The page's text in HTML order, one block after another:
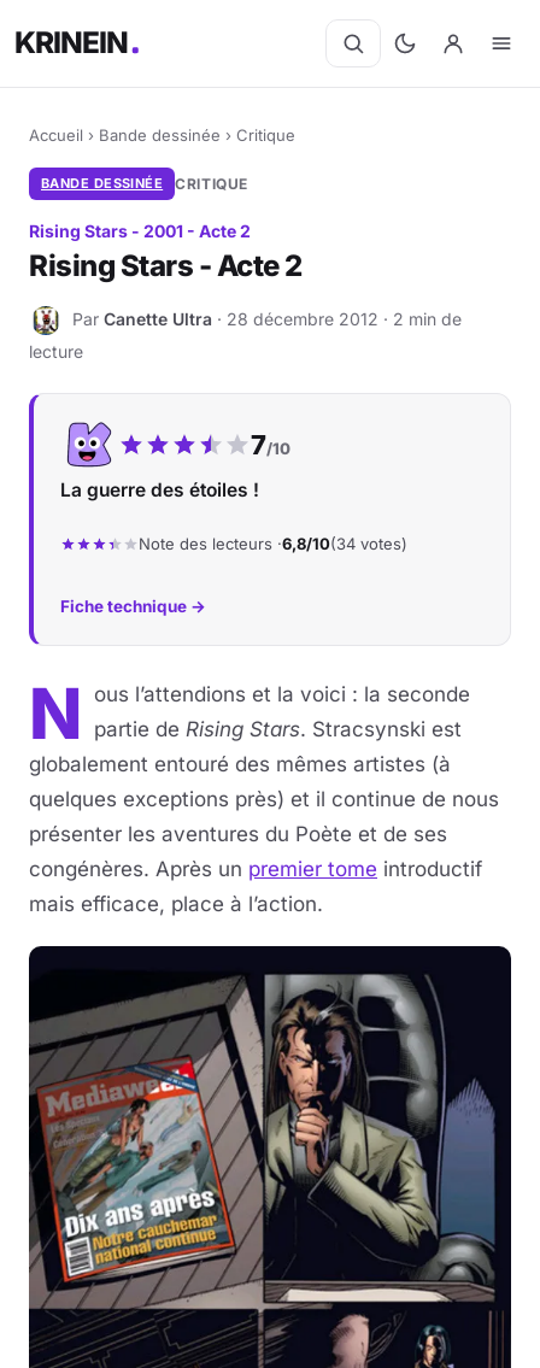
KRINEIN
Accueil › Bande dessinée › Critique
BANDE DESSINÉE CRITIQUE
Rising Stars - 2001 - Acte 2
Rising Stars - Acte 2
C Par Canette Ultra · 28 décembre 2012 · 2 min de
lecture
Notre note :
7/10
La guerre des étoiles !
Note des lecteurs ·6,8/10(34 votes)
Fiche technique →
N
ous l’attendions et la voici : la seconde
partie de Rising Stars. Stracsynski est
globalement entouré des mêmes artistes (à
quelques exceptions près) et il continue de nous
présenter les aventures du Poète et de ses
congénères. Après un premier tome introductif
mais efficace, place à l’action.